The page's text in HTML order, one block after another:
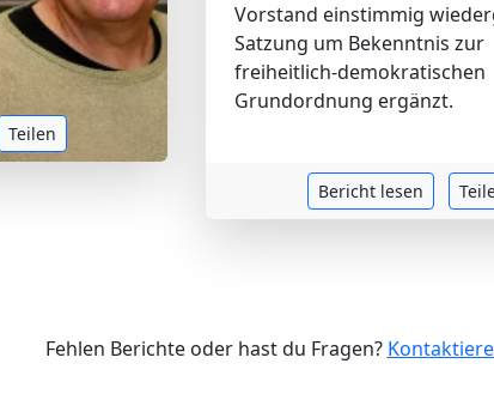
Teilen
Vorstand einstimmig
Satzung um Bekenntnis zur
freiheitlich-demokratischen
Grundordnung ergänzt.
Bericht lesen
Fehlen Berichte oder hast du Fragen?